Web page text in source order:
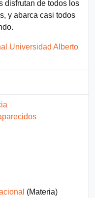
disfrutan de todos los
y abarca casi todos
Universidad Alberto
(Materia)